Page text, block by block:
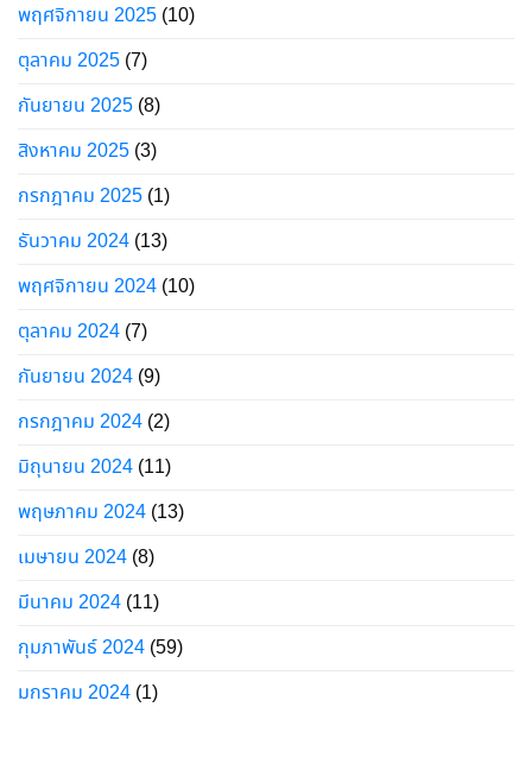
พฤศจิกายน 2025 (10)
ตุลาคม 2025 (7)
กันยายน 2025 (8)
สิงหาคม 2025 (3)
กรกฎาคม 2025 (1)
ธันวาคม 2024 (13)
พฤศจิกายน 2024 (10)
ตุลาคม 2024 (7)
กันยายน 2024 (9)
กรกฎาคม 2024 (2)
มิถุนายน 2024 (11)
พฤษภาคม 2024 (13)
เมษายน 2024 (8)
มีนาคม 2024 (11)
กุมภาพันธ์ 2024 (59)
มกราคม 2024 (1)